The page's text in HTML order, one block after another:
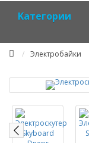
Kатегории
Электробайки